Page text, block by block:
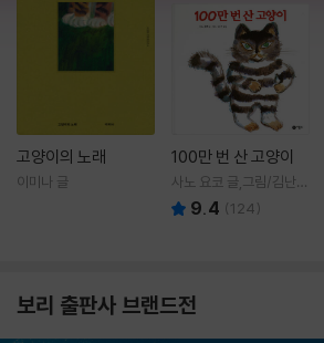
고양이의 노래
이미나 글
100만 번 산 고양이
사노 요코 글,그림/김난주
역 9.4 (124)
보리 출판사 브랜드전